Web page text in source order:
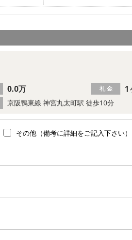
京阪鴨東線 神宮丸太町駅 徒歩10分
0.0万 礼 金 1
その他（備考に詳細をご記入下さい）